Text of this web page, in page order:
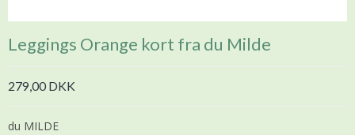
Leggings Orange kort fra du Milde
279,00 DKK
du MILDE